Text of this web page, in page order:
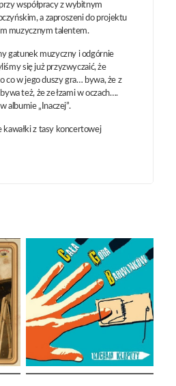
współpracy z wybitnym
a zaproszeni do projektu
muzycznym talentem.
gatunek muzyczny i odgórnie
się już przyzwyczaić, że
co w jego duszy gra… bywa, że z
też, że ze łzami w oczach….
albumie „Inaczej”.
kawałki z tasy koncertowej